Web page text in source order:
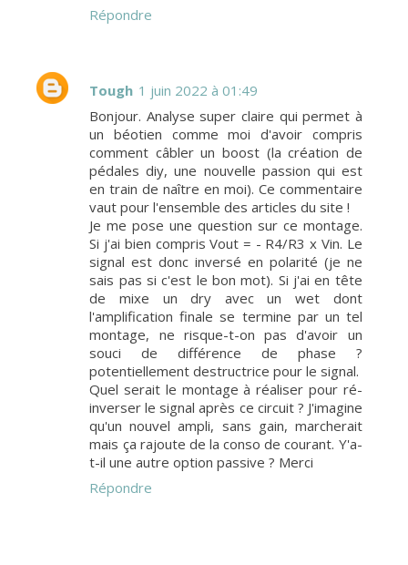
Répondre
Tough 1 juin 2022 à 01:49
Bonjour. Analyse super claire qui permet à
un béotien comme moi d'avoir compris
comment câbler un boost (la création de
pédales diy, une nouvelle passion qui est
en train de naître en moi). Ce commentaire
vaut pour l'ensemble des articles du site !
Je me pose une question sur ce montage.
Si j'ai bien compris Vout = - R4/R3 x Vin. Le
signal est donc inversé en polarité (je ne
sais pas si c'est le bon mot). Si j'ai en tête
de mixe un dry avec un wet dont
l'amplification finale se termine par un tel
montage, ne risque-t-on pas d'avoir un
souci de différence de phase ?
potentiellement destructrice pour le signal.
Quel serait le montage à réaliser pour ré-
inverser le signal après ce circuit ? J'imagine
qu'un nouvel ampli, sans gain, marcherait
mais ça rajoute de la conso de courant. Y'a-
t-il une autre option passive ? Merci
Répondre